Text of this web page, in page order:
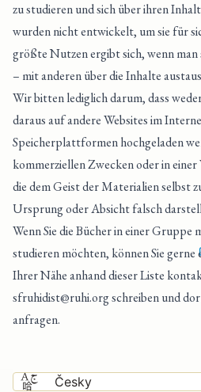
zu studieren und sich über ihren
wurden nicht entwickelt, um sie für
größte Nutzen ergibt sich, wenn man
– mit anderen über die Inhalte
Wir bitten lediglich darum, dass
daraus auf andere Websites im
Speicherplattformen hochgeladen
kommerziellen Zwecken oder in
die dem Geist der Materialien selbst
Ursprung oder Absicht falsch
Wenn Sie die Bücher in einer
studieren möchten, können Sie gerne
Ihrer Nähe anhand dieser Liste
sfruhidist@ruhi.orgschreiben und
anfragen.